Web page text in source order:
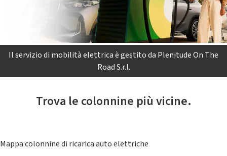
Il servizio di mobilità elettrica è gestito da Plenitude On The
Road S.r.l.
Trova le colonnine più vicine.
Mappa colonnine di ricarica auto elettriche